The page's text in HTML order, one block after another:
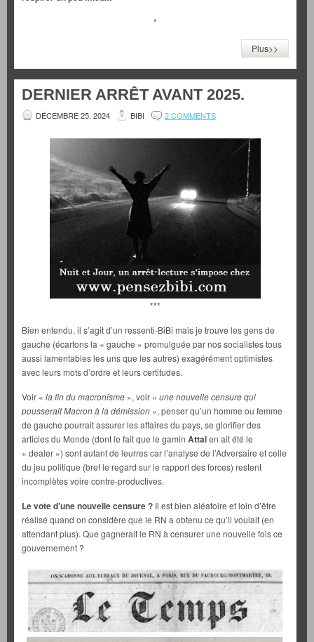
*
Plus>>
DERNIER ARRÊT AVANT 2025.
DÉCEMBRE 25, 2024 BIBI 2 COMMENTS
***
Bien entendu, il s’agit d’un ressenti-BiBi mais je trouve les gens de
gauche (écartons la « gauche » promulguée par nos socialistes tous
aussi lamentables les uns que les autres) exagérément optimistes
avec leurs mots d’ordre et leurs certitudes.
Voir « la fin du macronisme », voir « une nouvelle censure qui
pousserait Macron à la démission », penser qu’un homme ou femme
de gauche pourrait assurer les affaires du pays, se glorifier des
articles du Monde (dont le fait que le gamin Attalen ait été le
« dealer ») sont autant de leurres car l’analyse de l’Adversaire et celle
du jeu politique (bref le regard sur le rapport des forces) restent
incomplètes voire contre-productives.
Le vote d’une nouvelle censure ? Il est bien aléatoire et loin d’être
réalisé quand on considère que le RN a obtenu ce qu’il voulait (en
attendant plus). Que gagnerait le RN à censurer une nouvelle fois ce
gouvernement ?